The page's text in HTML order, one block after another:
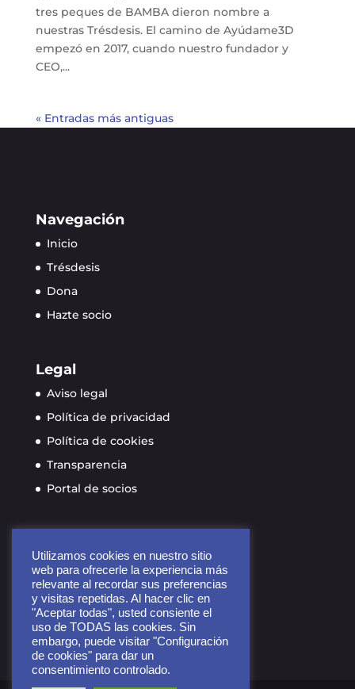
tres peques de BAMBA dieron nombre a
nuestras Trésdesis. El camino de Ayúdame3D
empezó en 2017, cuando nuestro fundador y
CEO,...
« Entradas más antiguas
Navegación
Inicio
Trésdesis
Dona
Hazte socio
Legal
Aviso legal
Política de privacidad
Política de cookies
Transparencia
Portal de socios
info@ayudame3d.org
Calle de Soria 9, planta 4
28005 Madrid, España
Utilizamos cookies en nuestro sitio
web para ofrecerle la experiencia más
relevante al recordar sus preferencias
y visitas repetidas. Al hacer clic en
"Aceptar todas", usted consiente el
uso de TODAS las cookies. Sin
embargo, puede visitar "Configuración
de cookies" para dar un
consentimiento controlado.